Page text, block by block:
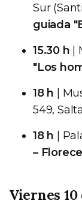
Sur
guiada
15.30 h |
"Los
18 h |
549,
18 h |
–
Viernes